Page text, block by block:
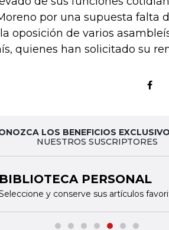
por una supuesta falta
oposición de varios
quienes han solicitado su
LOS BENEFICIOS
NUESTROS SUSCRIPTORES
BIBLIOTECA PERSONAL
y conserve sus artículos